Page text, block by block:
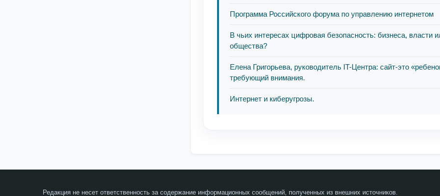
Программа Российского форума по управлению интернетом
В чьих интересах цифровая безопасность: бизнеса, власти
общества?
Елена Григорьева, руководитель IT-Центра: сайт-это
требующий внимания.
Интернет и киберугрозы.
Редакция не несет ответственность за содержание информационных сообщений, полученных из внешних источников.